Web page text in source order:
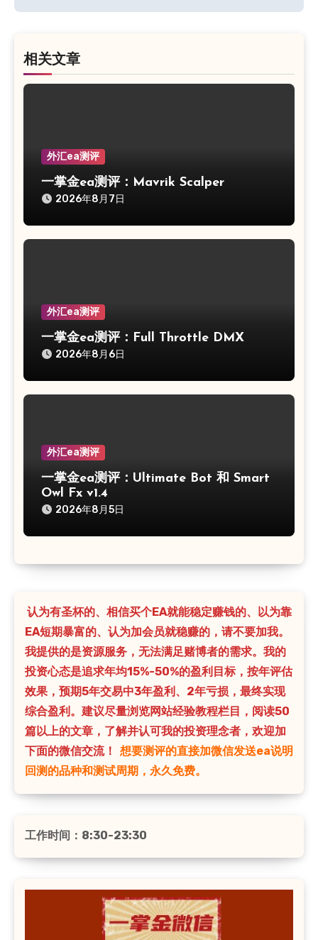
导
相关文章
外汇ea测评
一掌金ea测评：Mavrik Scalper
2026年8月7日
外汇ea测评
一掌金ea测评：Full Throttle DMX
2026年8月6日
外汇ea测评
一掌金ea测评：Ultimate Bot 和 Smart
Owl Fx v1.4
2026年8月5日
认为有圣杯的、相信买个EA就能稳定赚钱的、以为靠
EA短期暴富的、认为加会员就稳赚的，请不要加我。
我提供的是资源服务，无法满足赌博者的需求。我的
投资心态是追求年均15%-50%的盈利目标，按年评估
效果，预期5年交易中3年盈利、2年亏损，最终实现
综合盈利。建议尽量浏览网站经验教程栏目，阅读50
篇以上的文章，了解并认可我的投资理念者，欢迎加
下面的微信交流！
想要测评的直接加微信发送ea说明
回测的品种和测试周期，永久免费。
工作时间：8:30-23:30